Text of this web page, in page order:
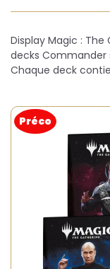
Display Magic : The
decks Commander
Chaque deck
Préco